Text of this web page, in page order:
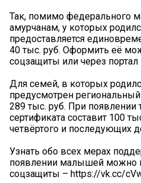
Так, помимо федерального
амурчанам, у которых
предоставляется
40 тыс. руб. Оформить её
соцзащиты или через портал
Для семей, в которых
предусмотрен
289 тыс. руб. При
сертификата составит 100
четвёртого и последующих
Узнать обо всех мерах
появлении малышей можно
соцзащиты – https://vk.cc/